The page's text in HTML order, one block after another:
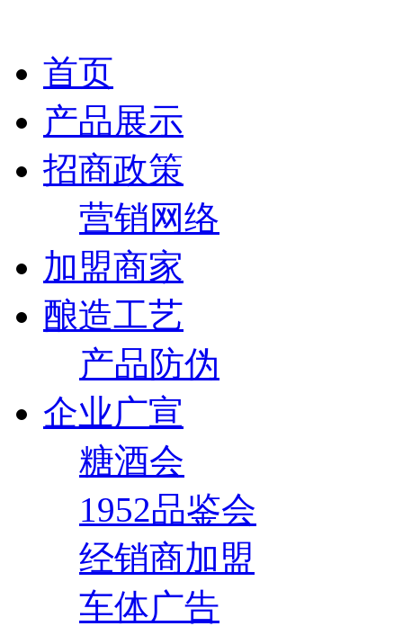
首页
产品展示
招商政策
营销网络
加盟商家
酿造工艺
产品防伪
企业广宣
糖酒会
1952品鉴会
经销商加盟
车体广告